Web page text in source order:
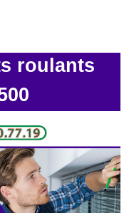
roulants